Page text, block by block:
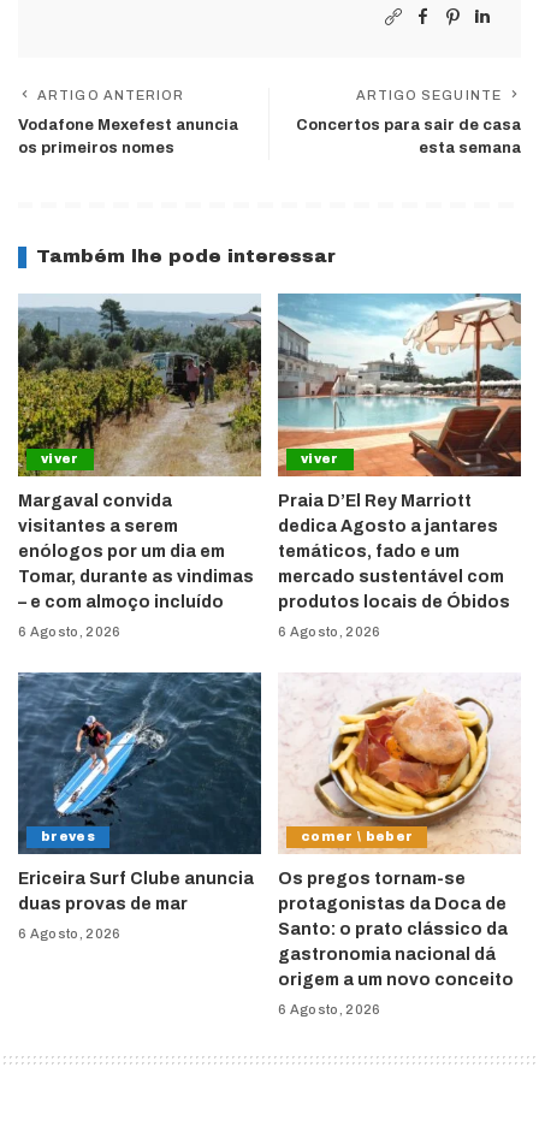
ARTIGO ANTERIOR
Vodafone Mexefest anuncia
os primeiros nomes
ARTIGO SEGUINTE
Concertos para sair de casa
esta semana
Também lhe pode interessar
viver
Margaval convida
visitantes a serem
enólogos por um dia em
Tomar, durante as vindimas
– e com almoço incluído
6 Agosto, 2026
viver
Praia D’El Rey Marriott
dedica Agosto a jantares
temáticos, fado e um
mercado sustentável com
produtos locais de Óbidos
6 Agosto, 2026
breves
Ericeira Surf Clube anuncia
duas provas de mar
6 Agosto, 2026
comer \ beber
Os pregos tornam-se
protagonistas da Doca de
Santo: o prato clássico da
gastronomia nacional dá
origem a um novo conceito
6 Agosto, 2026